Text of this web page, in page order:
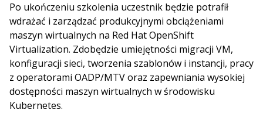
Po ukończeniu szkolenia uczestnik będzie potrafił
wdrażać i zarządzać produkcyjnymi obciążeniami
maszyn wirtualnych na Red Hat OpenShift
Virtualization. Zdobędzie umiejętności migracji VM,
konfiguracji sieci, tworzenia szablonów i instancji, pracy
z operatorami OADP/MTV oraz zapewniania wysokiej
dostępności maszyn wirtualnych w środowisku
Kubernetes.